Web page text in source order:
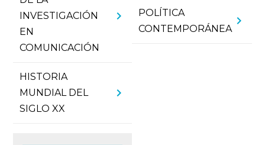
INVESTIGACIÓN
EN
COMUNICACIÓN
chevron_right
HISTORIA
MUNDIAL DEL
SIGLO XX
chevron_right
POLÍTICA
CONTEMPORÁNEA
chevron_right